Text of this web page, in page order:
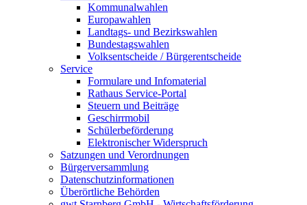
Kommunalwahlen
Europawahlen
Landtags- und Bezirkswahlen
Bundestagswahlen
Volksentscheide / Bürgerentscheide
Service
Formulare und Infomaterial
Rathaus Service-Portal
Steuern und Beiträge
Geschirrmobil
Schülerbeförderung
Elektronischer Widerspruch
Satzungen und Verordnungen
Bürgerversammlung
Datenschutzinformationen
Überörtliche Behörden